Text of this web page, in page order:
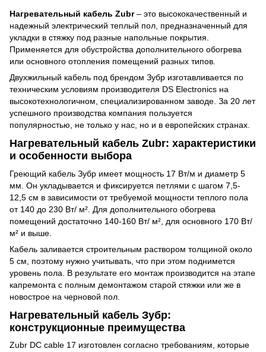
Нагревательный кабель Zubr– это высококачественный и
надежный электрический теплый пол, предназначенный для
укладки в стяжку под разные напольные покрытия.
Применяется для обустройства дополнительного обогрева
или основного отопления помещений разных типов.
Двухжильный кабель под брендом Зубр изготавливается по
техническим условиям производителя DS Electronics на
высокотехнологичном, специализированном заводе. За 20 лет
успешного производства компания пользуется
популярностью, не только у нас, но и в европейских странах.
Нагревательный кабель Zubr: характеристики
и особенности выбора
Греющий кабель Зубр имеет мощность 17 Вт/м и диаметр 5
мм. Он укладывается и фиксируется петлями с шагом 7,5-
12,5 см в зависимости от требуемой мощности теплого пола
от 140 до 230 Вт/ м². Для дополнительного обогрева
помещений достаточно 140-160 Вт/ м², для основного 170 Вт/
м² и выше.
Кабель заливается строительным раствором толщиной около
5 см, поэтому нужно учитывать, что при этом поднимется
уровень пола. В результате его монтаж производится на этапе
капремонта с полным демонтажом старой стяжки или же в
новострое на черновой пол.
Нагревательный кабель Зубр:
конструкционные преимущества
Zubr DC cable 17 изготовлен согласно требованиям, которые